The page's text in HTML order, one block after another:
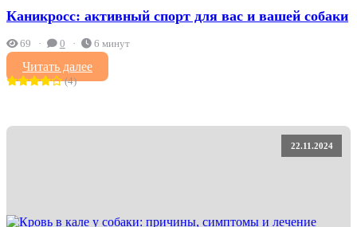
Каникросс: активный спорт для вас и вашей собаки
69 0 6 минут
Читать далее
(4)
22.11.2024